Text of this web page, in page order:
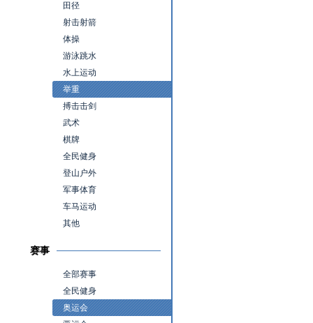
田径
射击射箭
体操
游泳跳水
水上运动
举重
搏击击剑
武术
棋牌
全民健身
登山户外
军事体育
车马运动
其他
赛事
全部赛事
全民健身
奥运会